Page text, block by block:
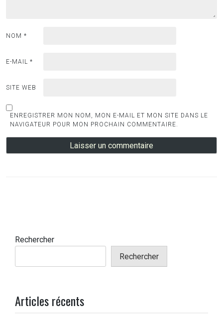
NOM *
E-MAIL *
SITE WEB
ENREGISTRER MON NOM, MON E-MAIL ET MON SITE DANS LE
NAVIGATEUR POUR MON PROCHAIN COMMENTAIRE.
Rechercher
Rechercher
Articles récents